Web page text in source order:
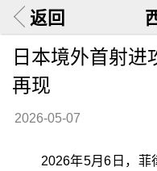
返回
日本境外首射进
再现
2026-05-07
2026年5月6日，